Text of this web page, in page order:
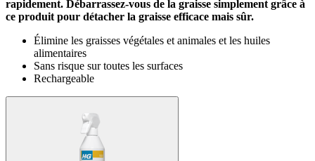
rapidement. Débarrassez-vous de la graisse simplement grâce à
ce produit pour détacher la graisse efficace mais sûr.
Élimine les graisses végétales et animales et les huiles
alimentaires
Sans risque sur toutes les surfaces
Rechargeable